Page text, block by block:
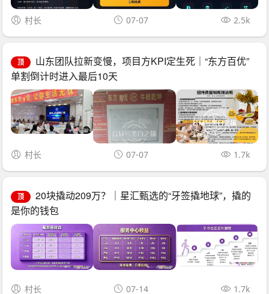
村长 07-07 2.5k
顶
山东团队拉新变慢，项目方KPI定生死｜“东方百优”
单割倒计时进入最后10天
村长 07-07 1.7k
顶
20块撬动209万？｜星汇甄选的“牙签撬地球”，撬的
是你的钱包
村长 07-14 1.7k